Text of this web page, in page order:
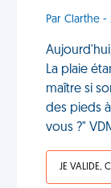
Par Clarthe -
La plaie
maître si
des pieds
vous ?"